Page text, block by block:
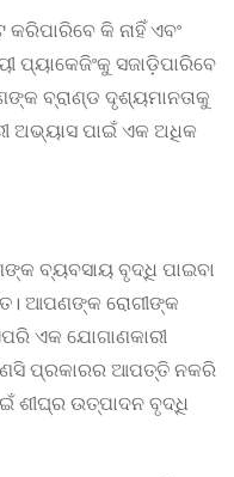
କି ନାହିଁ ଏବଂ
ପ୍ୟାକେଜିଂକୁ ସଜାଡ଼ିପାରିବେ
ବ୍ରାଣ୍ଡ ଦୃଶ୍ୟମାନତାକୁ
ଅଭ୍ୟାସ ପାଇଁ ଏକ ଅଧିକ
ବ୍ୟବସାୟ ବୃଦ୍ଧି ପାଇବା
ଆପଣଙ୍କ ରୋଗୀଙ୍କ
ଏକ ଯୋଗାଣକାରୀ
ପ୍ରକାରର ଆପତ୍ତି ନକରି
ଶୀଘ୍ର ଉତ୍ପାଦନ ବୃଦ୍ଧି